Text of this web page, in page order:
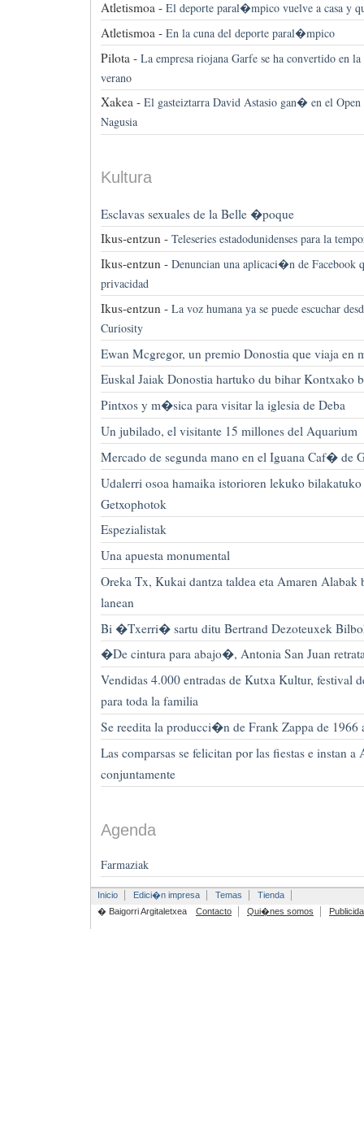
Atletismoa - El deporte paral�mpico vuelve a casa y
Atletismoa - En la cuna del deporte paral�mpico
Pilota - La empresa riojana Garfe se ha convertido en
verano
Xakea - El gasteiztarra David Astasio gan� en el
Nagusia
Kultura
Esclavas sexuales de la Belle �poque
Ikus-entzun - Teleseries estadodunidenses para la
Ikus-entzun - Denuncian una aplicaci�n de Facebook
privacidad
Ikus-entzun - La voz humana ya se puede escuchar
Curiosity
Ewan Mcgregor, un premio Donostia que viaja en
Euskal Jaiak Donostia hartuko du bihar Kontxako
Pintxos y m�sica para visitar la iglesia de Deba
Un jubilado, el visitante 15 millones del Aquarium
Mercado de segunda mano en el Iguana Caf� de
Udalerri osoa hamaika istorioren lekuko
Getxophotok
Espezialistak
Una apuesta monumental
Oreka Tx, Kukai dantza taldea eta Amaren
lanean
Bi �Txerri� sartu ditu Bertrand Dezoteuxek
�De cintura para abajo�, Antonia San Juan
Vendidas 4.000 entradas de Kutxa Kultur,
para toda la familia
Se reedita la producci�n de Frank Zappa de 1966
Las comparsas se felicitan por las fiestas e instan a
conjuntamente
Agenda
Farmaziak
Inicio Edici�n impresa Temas
Tienda
� Baigorri Argitaletxea
Contacto Qui�nes somos